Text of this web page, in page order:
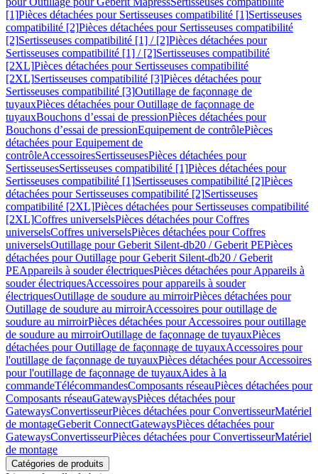
[1]Pièces détachées pour Sertisseuses compatibilité [1]Sertisseuses
compatibilité [2]Pièces détachées pour Sertisseuses compatibilité
[2]Sertisseuses compatibilité [1] / [2]Pièces détachées pour
Sertisseuses compatibilité [1] / [2]Sertisseuses compatibilité
[2XL]Pièces détachées pour Sertisseuses compatibilité
[2XL]Sertisseuses compatibilité [3]Pièces détachées pour
Sertisseuses compatibilité [3]Outillage de façonnage de
tuyauxPièces détachées pour Outillage de façonnage de
tuyauxBouchons d’essai de pressionPièces détachées pour
Bouchons d’essai de pressionEquipement de contrôlePièces
détachées pour Equipement de
contrôleAccessoiresSertisseusesPièces détachées pour
SertisseusesSertisseuses compatibilité [1]Pièces détachées pour
Sertisseuses compatibilité [1]Sertisseuses compatibilité [2]Pièces
détachées pour Sertisseuses compatibilité [2]Sertisseuses
compatibilité [2XL]Pièces détachées pour Sertisseuses compatibilité
[2XL]Coffres universelsPièces détachées pour Coffres
universelsCoffres universelsPièces détachées pour Coffres
universelsOutillage pour Geberit Silent-db20 / Geberit PEPièces
détachées pour Outillage pour Geberit Silent-db20 / Geberit
PEAppareils à souder électriquesPièces détachées pour Appareils à
souder électriquesAccessoires pour appareils à souder
électriquesOutillage de soudure au mirroirPièces détachées pour
Outillage de soudure au mirroirAccessoires pour outillage de
soudure au mirroirPièces détachées pour Accessoires pour outillage
de soudure au mirroirOutillage de façonnage de tuyauxPièces
détachées pour Outillage de façonnage de tuyauxAccessoires pour
l'outillage de façonnage de tuyauxPièces détachées pour Accessoires
pour l'outillage de façonnage de tuyauxAides à la
commandeTélécommandesComposants réseauPièces détachées pour
Composants réseauGatewaysPièces détachées pour
GatewaysConvertisseurPièces détachées pour ConvertisseurMatériel
de montageGeberit ConnectGatewaysPièces détachées pour
GatewaysConvertisseurPièces détachées pour ConvertisseurMatériel
de montage
Catégories de produits